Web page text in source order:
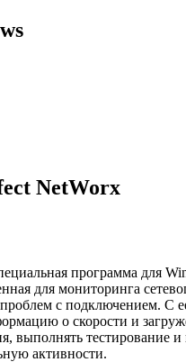
NetWorx
программа для
для мониторинга
проблем с подключением. С
о скорости и
выполнять тестирование и
активности.